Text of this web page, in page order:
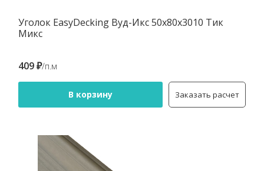
Уголок EasyDecking Вуд-Икс 50х80х3010 Тик
Микс
409 ₽/п.м
В корзину Заказать расчет